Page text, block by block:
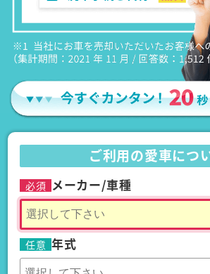
ご利用の愛車につ
必須 メーカー/車種
任意 年式